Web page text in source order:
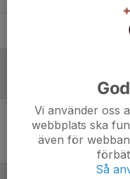
Vi använder oss
webbplats ska
även för
Så